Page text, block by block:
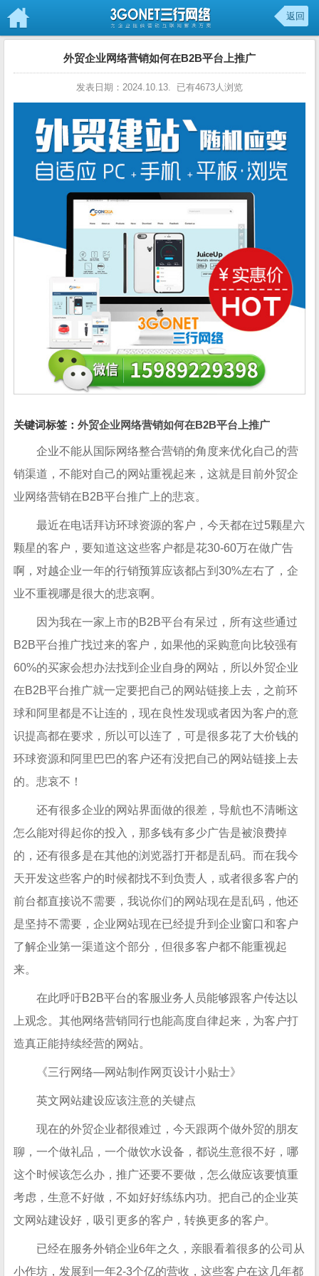
返回
外贸企业网络营销如何在B2B平台上推广
发表日期：2024.10.13. 已有4673人浏览
关键词标签： 外贸企业网络营销如何在B2B平台上推广
企业不能从国际网络整合营销的角度来优化自己的营
销渠道，不能对自己的网站重视起来，这就是目前外贸企
业网络营销在B2B平台推广上的悲哀。
最近在电话拜访环球资源的客户，今天都在过5颗星六
颗星的客户，要知道这这些客户都是花30-60万在做广告
啊，对越企业一年的行销预算应该都占到30%左右了，企
业不重视哪是很大的悲哀啊。
因为我在一家上市的B2B平台有呆过，所有这些通过
B2B平台推广找过来的客户，如果他的采购意向比较强有
60%的买家会想办法找到企业自身的网站，所以外贸企业
在B2B平台推广就一定要把自己的网站链接上去，之前环
球和阿里都是不让连的，现在良性发现或者因为客户的意
识提高都在要求，所以可以连了，可是很多花了大价钱的
环球资源和阿里巴巴的客户还有没把自己的网站链接上去
的。悲哀不！
还有很多企业的网站界面做的很差，导航也不清晰这
怎么能对得起你的投入，那多钱有多少广告是被浪费掉
的，还有很多是在其他的浏览器打开都是乱码。而在我今
天开发这些客户的时候都找不到负责人，或者很多客户的
前台都直接说不需要，我说你们的网站现在是乱码，他还
是坚持不需要，企业网站现在已经提升到企业窗口和客户
了解企业第一渠道这个部分，但很多客户都不能重视起
来。
在此呼吁B2B平台的客服业务人员能够跟客户传达以
上观念。其他网络营销同行也能高度自律起来，为客户打
造真正能持续经营的网站。
《三行网络—网站制作网页设计小贴士》
英文网站建设应该注意的关键点
现在的外贸企业都很难过，今天跟两个做外贸的朋友
聊，一个做礼品，一个做饮水设备，都说生意很不好，哪
这个时候该怎么办，推广还要不要做，怎么做应该要慎重
考虑，生意不好做，不如好好练练内功。把自己的企业英
文网站建设好，吸引更多的客户，转换更多的客户。
已经在服务外销企业6年之久，亲眼看着很多的公司从
小作坊，发展到一年2-3个亿的营收，这些客户在这几年都